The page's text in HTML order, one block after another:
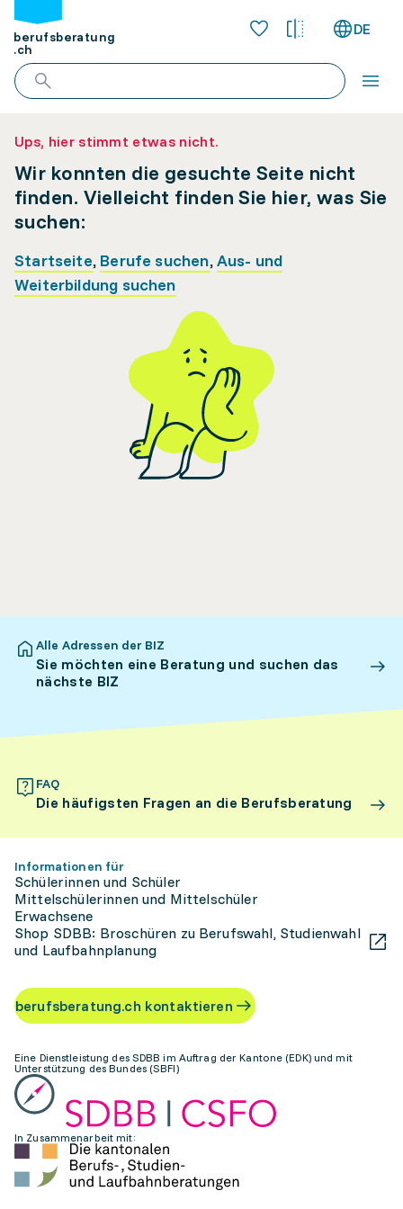
berufsberatung
.ch
DE
Ups, hier stimmt etwas nicht.
Wir konnten die gesuchte Seite nicht
finden. Vielleicht finden Sie hier, was Sie
suchen:
Startseite, Berufe suchen,Aus- und
Weiterbildung suchen
Alle Adressen der BIZ
Sie möchten eine Beratung und suchen das
nächste BIZ
FAQ
Die häufigsten Fragen an die Berufsberatung
Informationen für
Schülerinnen und Schüler
Mittelschülerinnen und Mittelschüler
Erwachsene
Shop SDBB: Broschüren zu Berufswahl, Studienwahl
und Laufbahnplanung
berufsberatung.ch kontaktieren
Eine Dienstleistung des SDBB im Auftrag der Kantone (EDK) und mit
Unterstützung des Bundes (SBFI)
In Zusammenarbeit mit: